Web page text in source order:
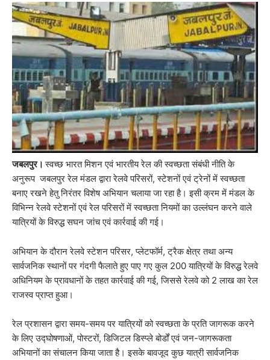
जबलपुर।स्वच्छ भारत मिशन एवं भारतीय रेल की स्वच्छता संबंधी नीति के
अनुरूप जबलपुर रेल मंडल द्वारा रेलवे परिसरों, स्टेशनों एवं ट्रेनों में स्वच्छता
बनाए रखने हेतु निरंतर विशेष अभियान चलाया जा रहा है। इसी क्रम में मंडल के
विभिन्न रेलवे स्टेशनों एवं रेल परिसरों में स्वच्छता नियमों का उल्लंघन करने वाले
यात्रियों के विरुद्ध सघन जांच एवं कार्रवाई की गई।
अभियान के दौरान रेलवे स्टेशन परिसर, प्लेटफॉर्म, ट्रैक क्षेत्र तथा अन्य
सार्वजनिक स्थानों पर गंदगी फैलाते हुए पाए गए कुल 200 यात्रियों के विरुद्ध रेलवे
अधिनियम के प्रावधानों के तहत कार्रवाई की गई, जिससे रेलवे को 2 लाख का रेल
राजस्व प्राप्त हुआ।
रेल प्रशासन द्वारा समय-समय पर यात्रियों को स्वच्छता के प्रति जागरूक करने
के लिए उद्घोषणाओं, पोस्टरों, डिजिटल डिस्प्ले बोर्डों एवं जन-जागरूकता
अभियानों का संचालन किया जाता है। इसके बावजूद कुछ यात्री सार्वजनिक